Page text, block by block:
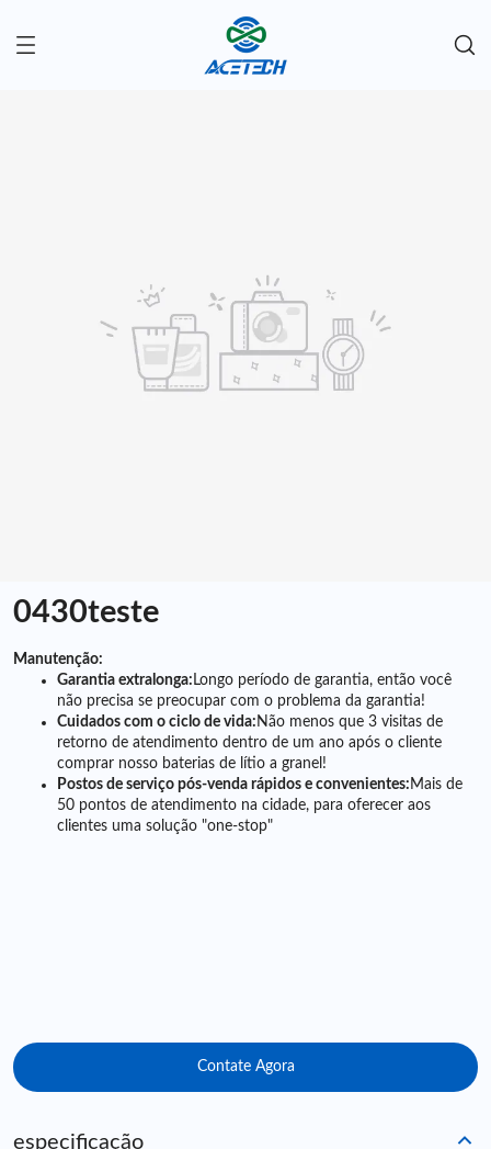
0430teste
Manutenção:
Garantia extralonga: Longo período de garantia, então você
não precisa se preocupar com o problema da garantia!
Cuidados com o ciclo de vida: Não menos que 3 visitas de
retorno de atendimento dentro de um ano após o cliente
comprar nosso baterias de lítio a granel !
Postos de serviço pós-venda rápidos e convenientes: Mais de
50 pontos de atendimento na cidade, para oferecer aos
clientes uma solução "one-stop"
Contate Agora
especificação